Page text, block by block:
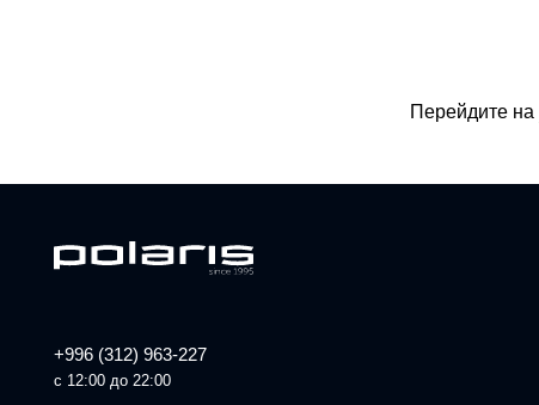
Перейдите на
+996 (312) 963-227
с 12:00 до 22:00